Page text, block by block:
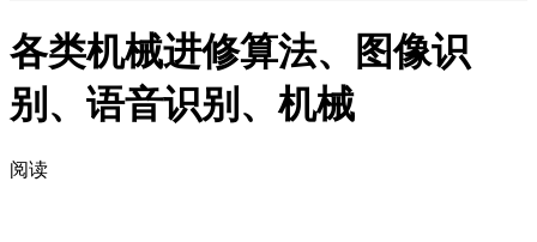
各类机械进修算法、图像识
别、语音识别、机械
阅读